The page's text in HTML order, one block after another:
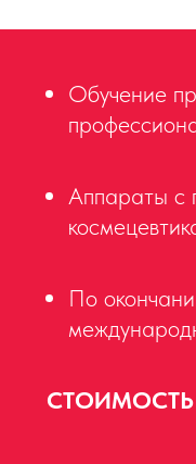
Обучение
Аппараты с
По
СТОИМОСТЬ